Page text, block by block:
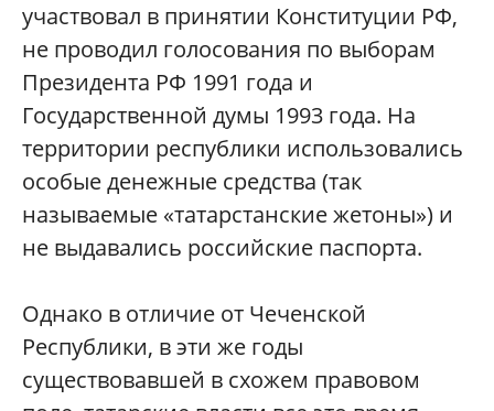
участвовал в принятии Конституции РФ,
не проводил голосования по выборам
Президента РФ 1991 года и
Государственной думы 1993 года. На
территории республики использовались
особые денежные средства (так
называемые «татарстанские жетоны») и
не выдавались российские паспорта.
Однако в отличие от Чеченской
Республики, в эти же годы
существовавшей в схожем правовом